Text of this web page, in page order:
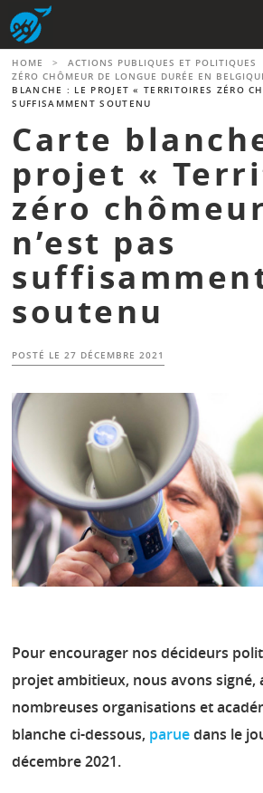
Aller
au
contenu
principal
HOME > ACTIONS PUBLIQUES ET POLITIQUES
ZÉRO CHÔMEUR DE LONGUE DURÉE EN
BLANCHE : LE PROJET « TERRITOIRES ZÉRO
SUFFISAMMENT SOUTENU
Carte
projet «
zéro
n’est pas
soutenu
POSTÉ LE27 DÉCEMBRE 2021
Pour encourager nos décideurs
projet ambitieux, nous avons signé,
nombreuses organisations et
blanche ci-dessous, paruedans le
décembre 2021.